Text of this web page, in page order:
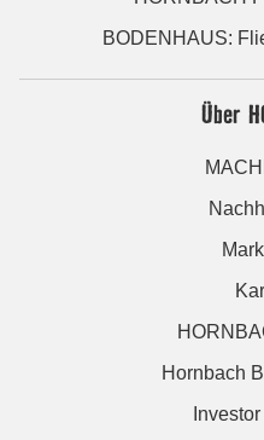
BODENHAUS:
Über
Hornbach